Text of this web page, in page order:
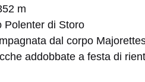
m
Polenter di Storo
dal corpo
addobbate a festa di